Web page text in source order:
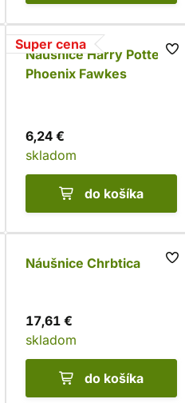
Super cena
Náušnice Harry Potter -
Phoenix Fawkes
6,24 €
skladom
do košíka
Náušnice Chrbtica
17,61 €
skladom
do košíka